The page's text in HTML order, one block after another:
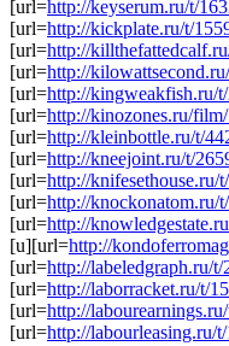
[url=http://keyserum.ru/t/
[url=http://kickplate.ru/t/
[url=http://
[url=http://
[url=http://kingweakfish.ru/
[url=http://kinozones.ru/
[url=http://kleinbottle.ru/t/
[url=http://kneejoint.ru/t/
[url=http://knifesethouse.ru/
[url=http://knockonatom.ru/
[url=http://
[u][url=http://
[url=http://labeledgraph.ru/t/
[url=http://laborracket.ru/t/
[url=http://
[url=http://labourleasing.ru/